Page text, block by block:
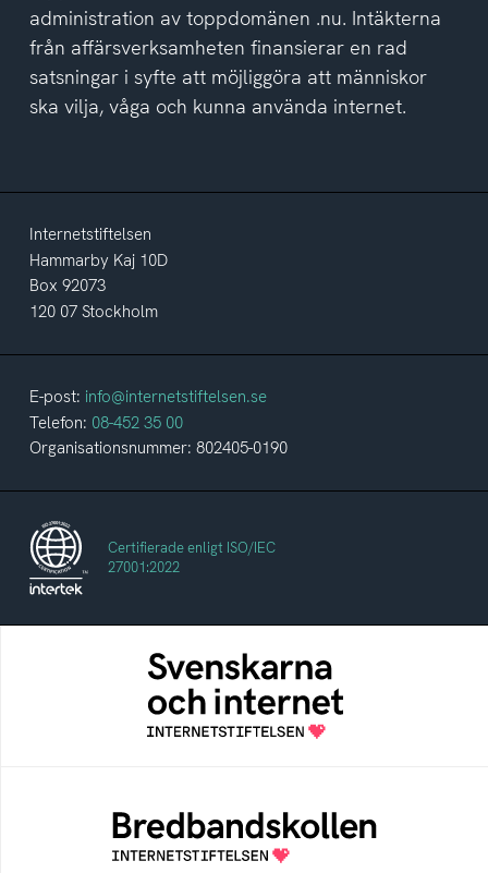
administration av toppdomänen .nu. Intäkterna
från affärsverksamheten finansierar en rad
satsningar i syfte att möjliggöra att människor
ska vilja, våga och kunna använda internet.
Internetstiftelsen
Hammarby Kaj 10D
Box 92073
120 07 Stockholm
E-post: info@internetstiftelsen.se
Telefon: 08-452 35 00
Organisationsnummer: 802405-0190
Certifierade enligt ISO/IEC
27001:2022
Svenskarna och internet
En årlig studie av svenska folkets
internetvanor
Bredbandskollen är ett oberoende
konsumentverktyg som drivs av
Internetstiftelsen